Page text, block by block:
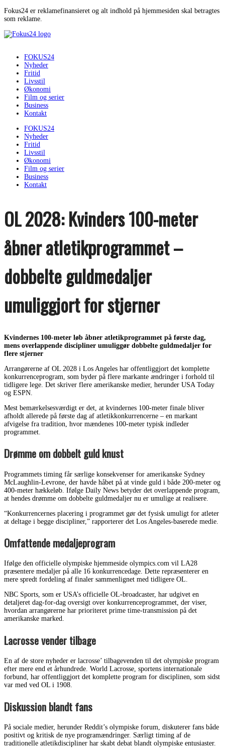
Fokus24 er reklamefinansieret og alt indhold på hjemmesiden skal betragtes
som reklame.
FOKUS24
Nyheder
Fritid
Livsstil
Økonomi
Film og serier
Business
Kontakt
FOKUS24
Nyheder
Fritid
Livsstil
Økonomi
Film og serier
Business
Kontakt
OL 2028: Kvinders 100-meter
åbner atletikprogrammet –
dobbelte guldmedaljer
umuliggjort for stjerner
Kvindernes 100-meter løb åbner atletikprogrammet på første dag,
mens overlappende discipliner umuliggør dobbelte guldmedaljer for
flere stjerner
Arrangørerne af OL 2028 i Los Angeles har offentliggjort det komplette
konkurrenceprogram, som byder på flere markante ændringer i forhold til
tidligere lege. Det skriver flere amerikanske medier, herunder USA Today
og ESPN.
Mest bemærkelsesværdigt er det, at kvindernes 100-meter finale bliver
afholdt allerede på første dag af atletikkonkurrencerne – en markant
afvigelse fra tradition, hvor mændenes 100-meter typisk indleder
programmet.
Drømme om dobbelt guld knust
Programmets timing får særlige konsekvenser for amerikanske Sydney
McLaughlin-Levrone, der havde håbet på at vinde guld i både 200-meter og
400-meter hækkeløb. Ifølge Daily News betyder det overlappende program,
at hendes drømme om dobbelte guldmedaljer nu er umulige at realisere.
“Konkurrencernes placering i programmet gør det fysisk umuligt for atleter
at deltage i begge discipliner,” rapporterer det Los Angeles-baserede medie.
Omfattende medaljeprogram
Ifølge den officielle olympiske hjemmeside olympics.com vil LA28
præsentere medaljer på alle 16 konkurrencedage. Dette repræsenterer en
mere spredt fordeling af finaler sammenlignet med tidligere OL.
NBC Sports, som er USA’s officielle OL-broadcaster, har udgivet en
detaljeret dag-for-dag oversigt over konkurrenceprogrammet, der viser,
hvordan arrangørerne har prioriteret prime time-transmission på det
amerikanske marked.
Lacrosse vender tilbage
En af de store nyheder er lacrosse’ tilbagevenden til det olympiske program
efter mere end et århundrede. World Lacrosse, sportens internationale
forbund, har offentliggjort det komplette program for disciplinen, som sidst
var med ved OL i 1908.
Diskussion blandt fans
På sociale medier, herunder Reddit’s olympiske forum, diskuterer fans både
positivt og kritisk de nye programændringer. Særligt timing af de
traditionelle atletikdiscipliner har skabt debat blandt olympiske entusiaster.